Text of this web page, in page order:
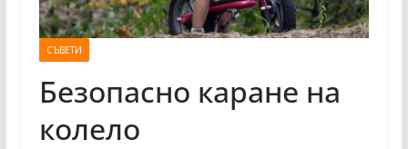
СЪВЕТИ
Безопасно каране на
колело